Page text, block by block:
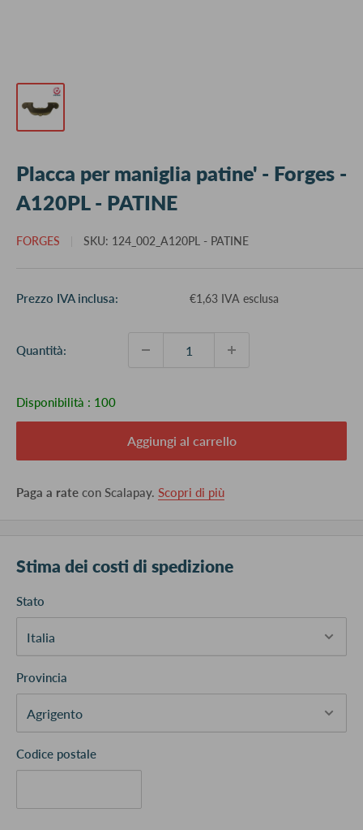
Placca per maniglia patine' - Forges -
A120PL - PATINE
FORGES SKU: 124_002_A120PL - PATINE
Prezzo IVA inclusa: €1,63 IVA esclusa
Quantità:
Disponibilità : 100
Aggiungi al carrello
Paga a rate con Scalapay. Scopri di più
Stima dei costi di spedizione
Stato
Provincia
Codice postale